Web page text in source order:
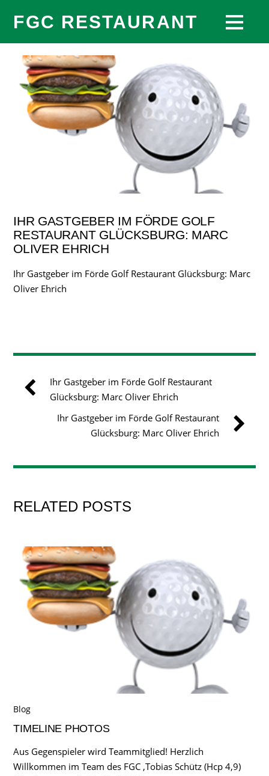
FGC RESTAURANT
IHR GASTGEBER IM FÖRDE GOLF
RESTAURANT GLÜCKSBURG: MARC
OLIVER EHRICH
Ihr Gastgeber im Förde Golf Restaurant Glücksburg: Marc
Oliver Ehrich
Ihr Gastgeber im Förde Golf Restaurant
Glücksburg: Marc Oliver Ehrich
Ihr Gastgeber im Förde Golf Restaurant
Glücksburg: Marc Oliver Ehrich
RELATED POSTS
Blog
TIMELINE PHOTOS
Aus Gegenspieler wird Teammitglied! Herzlich
Willkommen im Team des FGC ,Tobias Schütz (Hcp 4,9)